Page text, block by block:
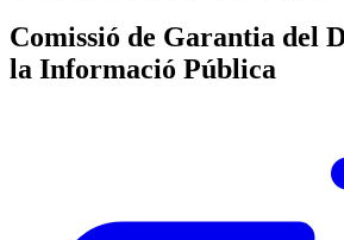
Comissió de Garantia del
la Informació Pública